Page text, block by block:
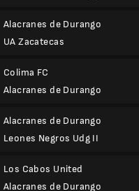
Alacranes de Durango
UA Zacatecas
Colima FC
Alacranes de Durango
Alacranes de Durango
Leones Negros Udg II
Los Cabos United
Alacranes de Durango